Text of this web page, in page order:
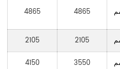
4865
4865
2105
2105
3550
4150